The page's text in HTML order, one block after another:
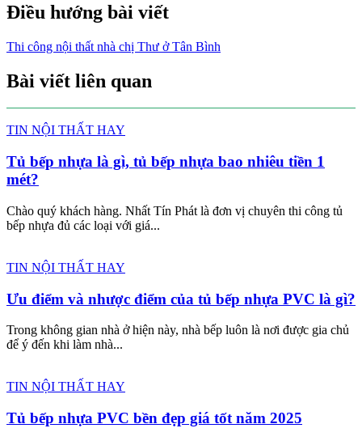
Điều hướng bài viết
Thi công nội thất nhà chị Thư ở Tân Bình
Bài viết liên quan
TIN NỘI THẤT HAY
Tủ bếp nhựa là gì, tủ bếp nhựa bao nhiêu tiền 1
mét?
Chào quý khách hàng. Nhất Tín Phát là đơn vị chuyên thi công tủ
bếp nhựa đủ các loại với giá...
TIN NỘI THẤT HAY
Ưu điểm và nhược điểm của tủ bếp nhựa PVC là gì?
Trong không gian nhà ở hiện này, nhà bếp luôn là nơi được gia chủ
để ý đến khi làm nhà...
TIN NỘI THẤT HAY
Tủ bếp nhựa PVC bền đẹp giá tốt năm 2025